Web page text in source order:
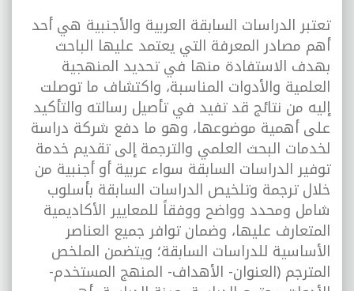
تعتبر الدراسات السابقة العربية والأجنبية هي أحد
أهم مصادر المعرفة التي يعتمد عليها الباحث
بهدف الاستفادة منها في تحديد المنهجية
العلمية والأدوات المناسبة، واكتشاف ما توصلت
إليه من نتائج قد تفيد في تأصيل رسالته والتأكيد
على أهمية موضوعها، وهو ما دفع شركة دراسة
لخدمات البحث العلمي والترجمة إلى تقديم خدمة
توفير الدراسات السابقة سواء عربية أو أجنبية من
خلال ترجمة وتلخيص الدراسات السابقة بأسلوب
شامل ومحدد وواضح ووفقاً للمعايير الأكاديمية
المتعارف عليها، وضمان توافر جميع العناصر
الأساسية للدراسات السابقة؛ ويتضمن الملخص
المترجم (العنوان- الأهداف- المنهج المستخدم-